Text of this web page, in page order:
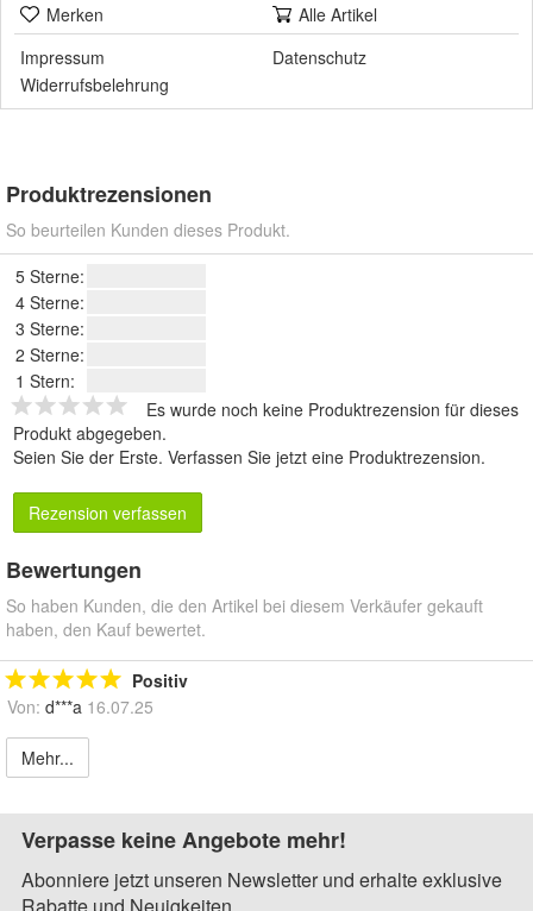
Merken
Alle Artikel
Impressum
Datenschutz
Widerrufsbelehrung
Produktrezensionen
So beurteilen Kunden dieses Produkt.
5 Sterne:
4 Sterne:
3 Sterne:
2 Sterne:
1 Stern:
Es wurde noch keine Produktrezension für dieses
Produkt abgegeben.
Seien Sie der Erste. Verfassen Sie jetzt eine Produktrezension.
Rezension verfassen
Bewertungen
So haben Kunden, die den Artikel bei diesem Verkäufer gekauft
haben, den Kauf bewertet.
Positiv
Von: d***a 16.07.25
Mehr...
Verpasse keine Angebote mehr!
Abonniere jetzt unseren Newsletter und erhalte exklusive
Rabatte und Neuigkeiten.